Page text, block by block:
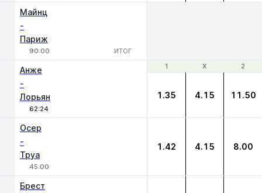
Майнц
-
Париж
90:00
ИТОГ
1
Х 2
Анже
-
Лорьян
62:24
1 Х 2
1.35 4.15 11.50
Осер
-
Труа
45:00
1.42 4.15 8.00
Брест